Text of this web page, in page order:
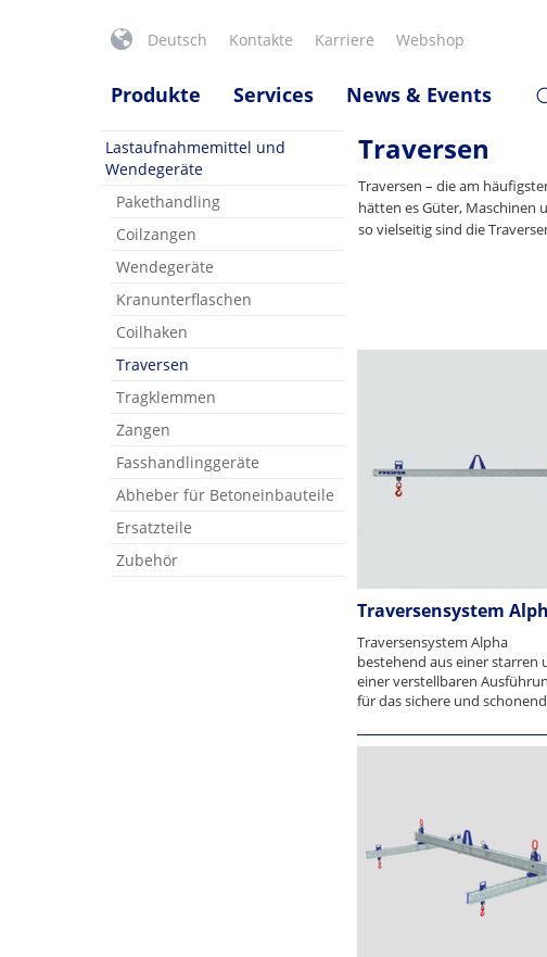
Deutsch Kontakte Karriere Webshop
Produkte Services News & Events
Lastaufnahmemittel und
Wendegeräte
Pakethandling
Coilzangen
Wendegeräte
Kranunterflaschen
Coilhaken
Traversen
Tragklemmen
Zangen
Fasshandlinggeräte
Abheber für Betoneinbauteile
Ersatzteile
Zubehör
Traversen
Traversen – die am
hätten es Güter, Maschinen
so vielseitig sind die
Traversensystem
Traversensystem Alpha
bestehend aus einer starren
einer verstellbaren
für das sichere und